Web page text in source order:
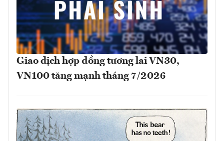
Giao dịch hợp đồng tương lai VN30,
VN100 tăng mạnh tháng 7/2026